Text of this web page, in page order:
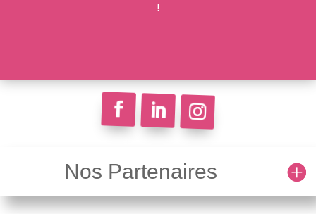
!
Nos Partenaires